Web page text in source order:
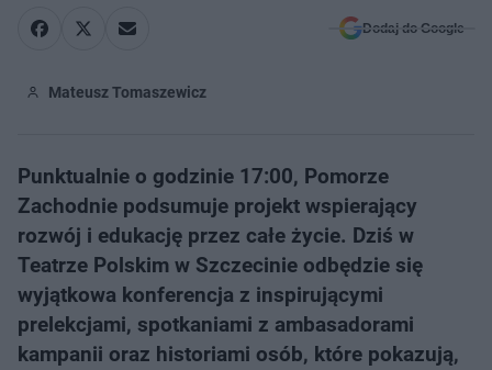
Dodaj do Google
Mateusz Tomaszewicz
Punktualnie o godzinie 17:00, Pomorze
Zachodnie podsumuje projekt wspierający
rozwój i edukację przez całe życie. Dziś w
Teatrze Polskim w Szczecinie odbędzie się
wyjątkowa konferencja z inspirującymi
prelekcjami, spotkaniami z ambasadorami
kampanii oraz historiami osób, które pokazują,